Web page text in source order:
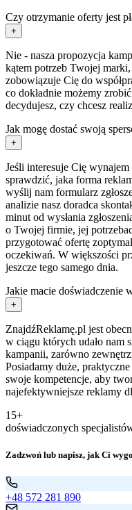
Czy otrzymanie oferty jest
+
Nie - nasza propozycja
kątem potrzeb Twojej marki,
zobowiązuje Cię do
co dokładnie możemy
decydujesz, czy chcesz
Jak mogę dostać swoją
+
Jeśli interesuje Cię
sprawdzić, jaka forma
wyślij nam formularz
analizie nasz doradca
minut od wysłania
o Twojej firmie, jej
przygotować ofertę
oczekiwań. W większości
jeszcze tego samego dnia.
Jakie macie doświadczenie
+
ZnajdźReklamę.pl jest
w ciągu których udało nam
kampanii, zarówno
Posiadamy duże,
swoje kompetencje, aby
najefektywniejsze reklamy
15+
doświadczonych
Zadzwoń lub napisz, jak Ci
+48 572 281 890